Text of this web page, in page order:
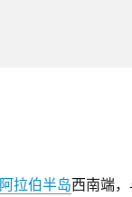
阿拉伯半岛西南端，